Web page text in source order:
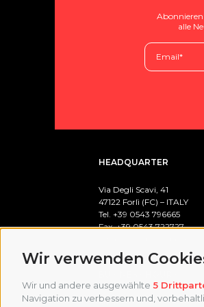
Wir verwenden
Wir und andere ausgewählte 5
Navigation zu verbessern und,
alle
HEADQUARTER
Via Degli Scavi, 41
47122 Forlì (FC) – ITALY
Tel. +39 0543 796665
Fax. +39 0543 722727
Office: